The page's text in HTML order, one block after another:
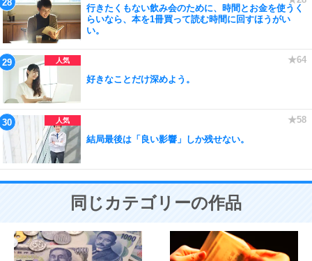
行きたくもない飲み会のために、時間とお金を使うく
らいなら、本を1冊買って読む時間に回すほうがい
い。
好きなことだけ深めよう。
結局最後は「良い影響」しか残せない。
同じカテゴリーの作品